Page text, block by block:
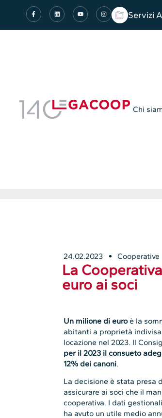
Servizi
Chi
24.02.2023 Cooperative
La
euro ai soci
Un milione di euroè la
abitanti a proprietà indivisa
locazione nel 2023. Il
per il 2023 il consueto
12% dei canoni.
La decisione è stata presa
assicurare ai soci che il
cooperativa. I dati
ha avuto un utile medio